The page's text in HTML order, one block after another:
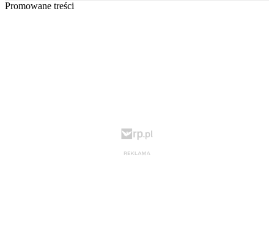
Promowane treści